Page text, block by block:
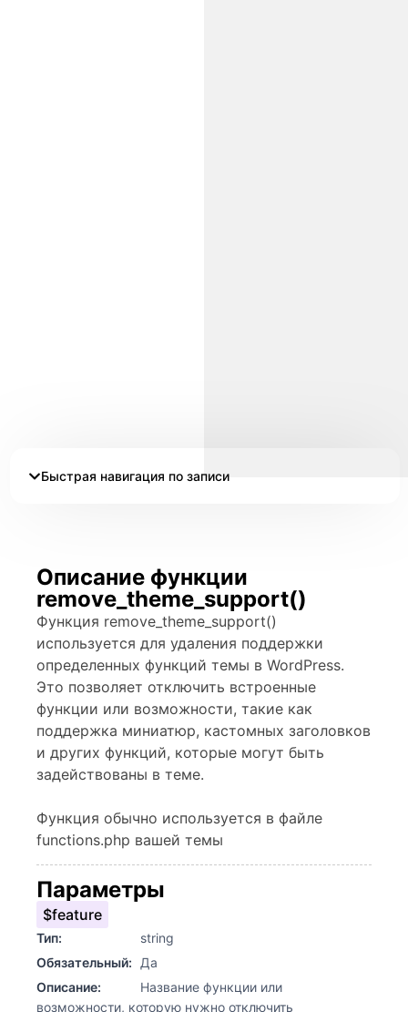
Быстрая навигация по записи
Описание функции
remove_theme_support()
Функция remove_theme_support()
используется для удаления поддержки
определенных функций темы в WordPress.
Это позволяет отключить встроенные
функции или возможности, такие как
поддержка миниатюр, кастомных заголовков
и других функций, которые могут быть
задействованы в теме.
Функция обычно используется в файле
functions.php вашей темы
Параметры
$feature
Тип:
string
Обязательный:
Да
Описание:
Название функции или
возможности, которую нужно отключить